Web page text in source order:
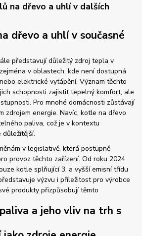
na dřevo a uhlí v dalších
dřevo a uhlí v současné
představují důležitý zdroj tepla v
v oblastech, kde není dostupná
elektrické vytápění. Význam těchto
schopnosti zajistit tepelný komfort, ale
Pro mnohé domácnosti zůstávají
zdrojem energie. Navíc, kotle na dřevo
paliva, což je v kontextu
v legislativě, která postupně
provoz těchto zařízení. Od roku 2024
kotle splňující 3. a vyšší emisní třídu
výzvu i příležitost pro výrobce
produkty přizpůsobují těmto
a jeho vliv na trh s